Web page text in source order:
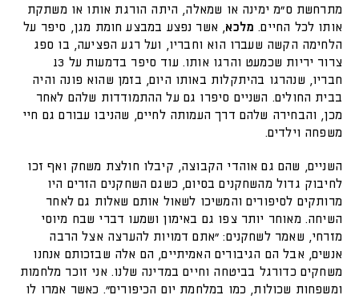
מתרחשת ס"מ ימינה או שמאלה, היתה הורגת אותו או משתקת
אותו לכל החיים. מלכא, אשר נפצע במבצע חומת מגן, סיפר על
הלחימה הקשה שעברו הוא וחבריו, ועל רגע הפציעה, בו ספג
צרור יריות שכמעט והרגו אותו. עוד סיפר בדמעות על 13
חבריו, שנהרגו בהיתקלות באותו היום, בזמן שהוא פונה והיה
בבית החולים. השניים סיפרו גם על ההתמודדות שלהם לאחר
מכן, והבחירה שלהם דרך העמותה לחיים, שהניבו עבורם גם חיי
משפחה וילדים.
השניים, שהם גם אוהדי הקבוצה, קיבלו חולצת משחק ואף זכו
לחיבוק גדול מהשחקנים בסיום, כשגם השחקנים הזרים היו
מרותקים לסיפורים והמשיכו לשאול אותם שאלות גם לאחר
השיחה. מאוחר יותר צפו גם באימון ושמעו דברי שבח מיוסי
מזרחי, שאמר לשחקנים: "אתם דמויות להערצה אצל הרבה
אנשים, אבל הם הגיבורים האמיתיים, הם אלה שבזכותם אנחנו
משחקים כדורגל בביטחה וחיים במדינה שלנו. אני זוכר מלחמות
ומשפחות שכולות, כמו במלחמת יום הכיפורים". כאשר אמרו לו